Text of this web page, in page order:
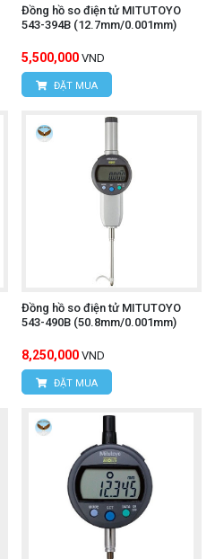
Đồng hồ so điện tử MITUTOYO
543-394B (12.7mm/0.001mm)
5,500,000 VND
ĐẶT MUA
Đồng hồ so điện tử MITUTOYO
543-490B (50.8mm/0.001mm)
8,250,000 VND
ĐẶT MUA